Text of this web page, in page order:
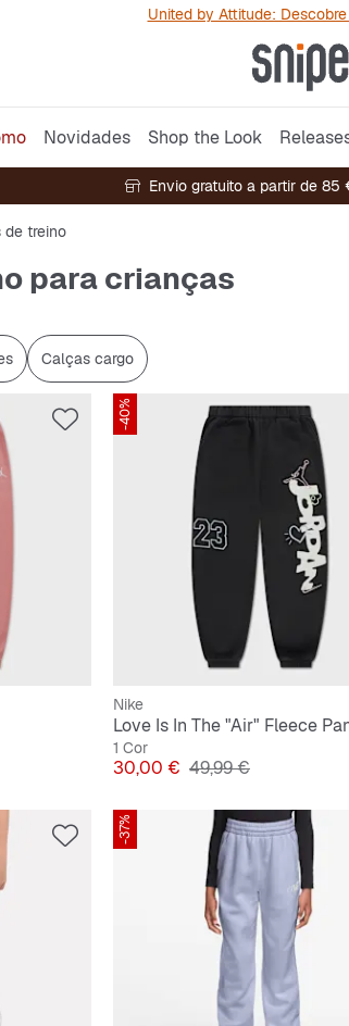
United by Attitude:
Novidades Shop the Look
Envio gratuito a partir de
de treino
para crianças
Calças cargo
-40%
Nike
Love Is In The "Air" Fleece
1 Cor
Preço
30,00 € Preço original
49,99 €
-37%